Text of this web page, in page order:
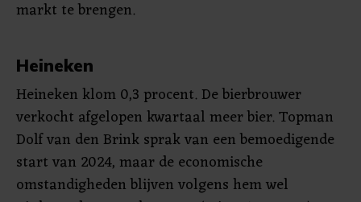
markt te brengen.
Heineken
Heineken klom 0,3 procent. De bierbrouwer
verkocht afgelopen kwartaal meer bier. Topman
Dolf van den Brink sprak van een bemoedigende
start van 2024, maar de economische
omstandigheden blijven volgens hem wel